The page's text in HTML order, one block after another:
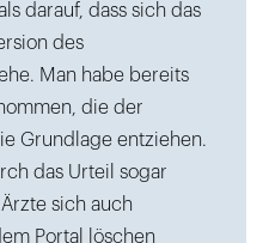
darauf, dass sich das
des
Man habe bereits
die der
Grundlage entziehen.
das Urteil sogar
sich auch
Portal löschen